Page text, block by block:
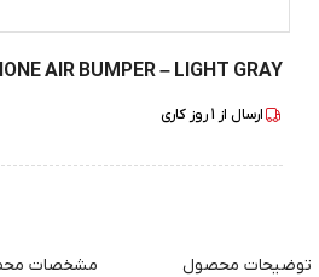
AIR BUMPER – LIGHT GRAY
ارسال از 1روز کاری
توضیحات محصول مشخصات